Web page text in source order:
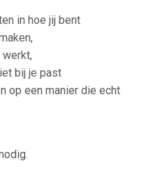
in hoe jij bent
werkt,
bij je past
op een manier die echt